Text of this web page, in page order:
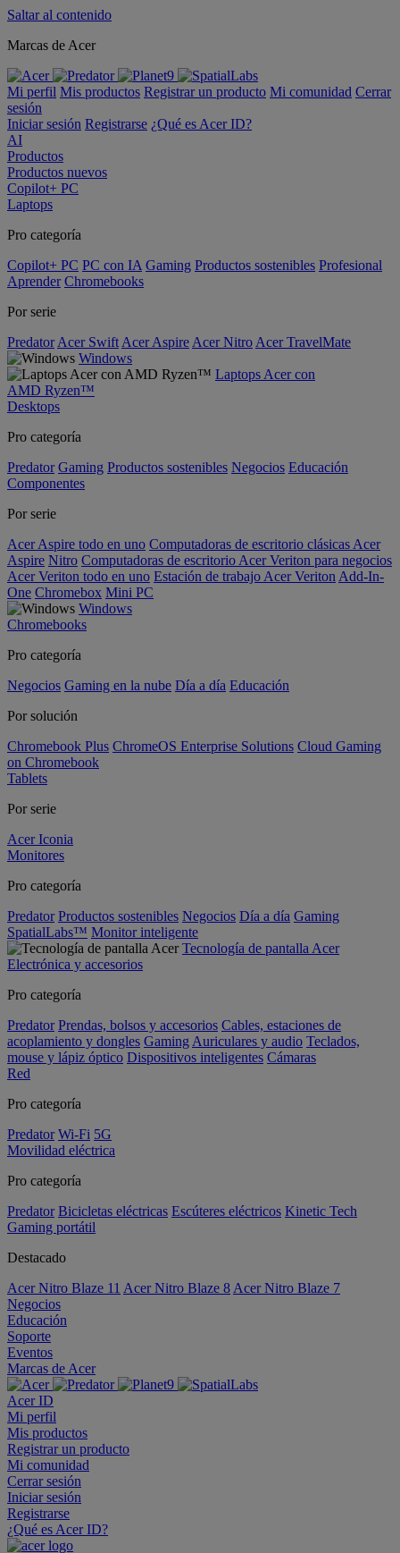
Saltar al contenido
Marcas de Acer
Mi perfil Mis productos Registrar un producto Mi comunidad Cerrar
sesión
Iniciar sesión Registrarse ¿Qué es Acer ID?
AI
Productos
Productos nuevos
Copilot+ PC
Laptops
Pro categoría
Copilot+ PC PC con IA Gaming Productos sostenibles Profesional
Aprender Chromebooks
Por serie
Predator Acer Swift Acer Aspire Acer Nitro Acer TravelMate
Windows
Laptops Acer con
AMD Ryzen™
Desktops
Pro categoría
Predator Gaming Productos sostenibles Negocios Educación
Componentes
Por serie
Acer Aspire todo en uno Computadoras de escritorio clásicas Acer
Aspire Nitro Computadoras de escritorio Acer Veriton para negocios
Acer Veriton todo en uno Estación de trabajo Acer Veriton Add-In-
One Chromebox Mini PC
Windows
Chromebooks
Pro categoría
Negocios Gaming en la nube Día a día Educación
Por solución
Chromebook Plus ChromeOS Enterprise Solutions Cloud Gaming
on Chromebook
Tablets
Por serie
Acer Iconia
Monitores
Pro categoría
Predator Productos sostenibles Negocios Día a día Gaming
SpatialLabs™ Monitor inteligente
Tecnología de pantalla Acer
Electrónica y accesorios
Pro categoría
Predator Prendas, bolsos y accesorios Cables, estaciones de
acoplamiento y dongles Gaming Auriculares y audio Teclados,
mouse y lápiz óptico Dispositivos inteligentes Cámaras
Red
Pro categoría
Predator Wi-Fi 5G
Movilidad eléctrica
Pro categoría
Predator Bicicletas eléctricas Escúteres eléctricos Kinetic Tech
Gaming portátil
Destacado
Acer Nitro Blaze 11 Acer Nitro Blaze 8 Acer Nitro Blaze 7
Negocios
Educación
Soporte
Eventos
Marcas de Acer
Acer ID
Mi perfil
Mis productos
Registrar un producto
Mi comunidad
Cerrar sesión
Iniciar sesión
Registrarse
¿Qué es Acer ID?